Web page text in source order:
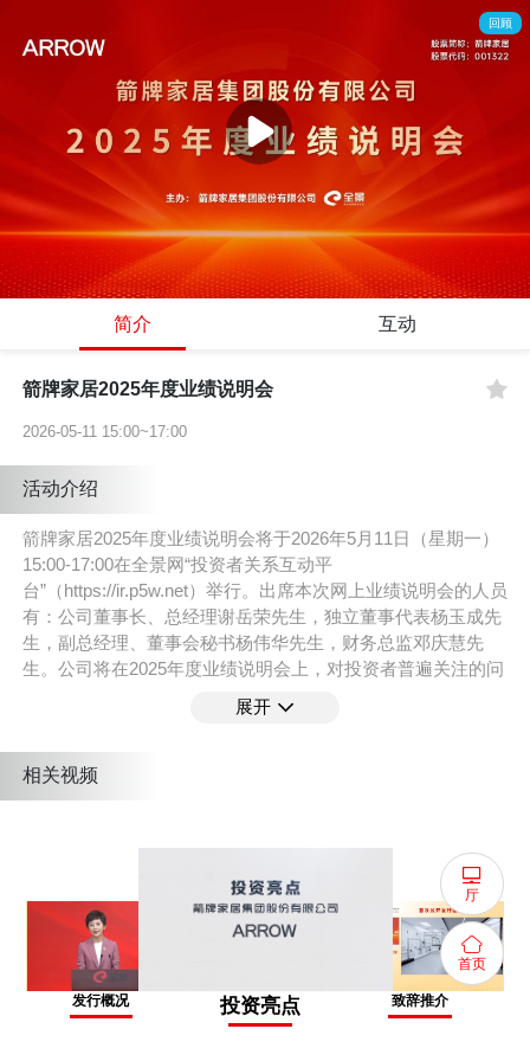
回顾
简介 互动
箭牌家居2025年度业绩说明会
2026-05-11 15:00~17:00
活动介绍
箭牌家居2025年度业绩说明会将于2026年5月11日（星期一）
15:00-17:00在全景网“投资者关系互动平
台”（https://ir.p5w.net）举行。出席本次网上业绩说明会的人员
有：公司董事长、总经理谢岳荣先生，独立董事代表杨玉成先
生，副总经理、董事会秘书杨伟华先生，财务总监邓庆慧先
生。公司将在2025年度业绩说明会上，对投资者普遍关注的问
题进行回答。欢迎广大投资者积极参与本次网上业绩说明会。
董事长、总经理
杨玉成
独立董事
展开
相关视频
发行概况 投资亮点 致辞推介
厅
首页